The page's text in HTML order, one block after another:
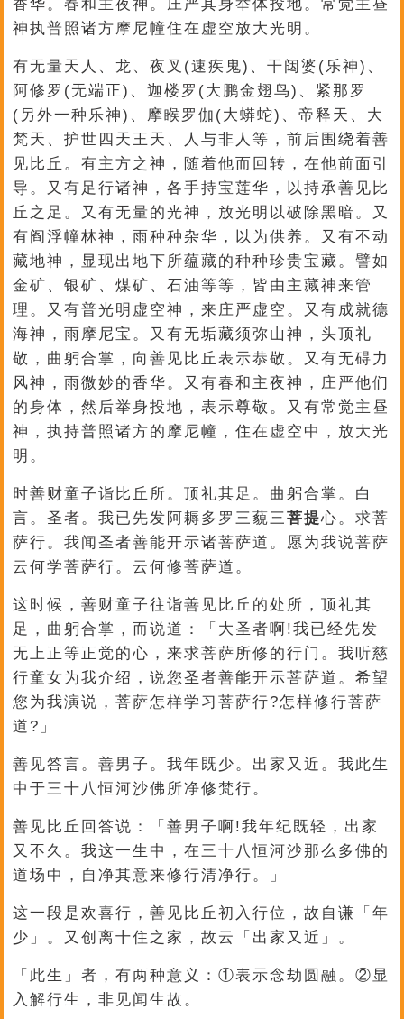
香华。春和主夜神。庄严其身举体投地。常觉主昼
神执普照诸方摩尼幢住在虚空放大光明。
有无量天人、龙、夜叉(速疾鬼)、干闼婆(乐神)、
阿修罗(无端正)、迦楼罗(大鹏金翅鸟)、紧那罗
(另外一种乐神)、摩睺罗伽(大蟒蛇)、帝释天、大
梵天、护世四天王天、人与非人等，前后围绕着善
见比丘。有主方之神，随着他而回转，在他前面引
导。又有足行诸神，各手持宝莲华，以持承善见比
丘之足。又有无量的光神，放光明以破除黑暗。又
有阎浮幢林神，雨种种杂华，以为供养。又有不动
藏地神，显现出地下所蕴藏的种种珍贵宝藏。譬如
金矿、银矿、煤矿、石油等等，皆由主藏神来管
理。又有普光明虚空神，来庄严虚空。又有成就德
海神，雨摩尼宝。又有无垢藏须弥山神，头顶礼
敬，曲躬合掌，向善见比丘表示恭敬。又有无碍力
风神，雨微妙的香华。又有春和主夜神，庄严他们
的身体，然后举身投地，表示尊敬。又有常觉主昼
神，执持普照诸方的摩尼幢，住在虚空中，放大光
明。
时善财童子诣比丘所。顶礼其足。曲躬合掌。白
言。圣者。我已先发阿耨多罗三藐三菩提心。求菩
萨行。我闻圣者善能开示诸菩萨道。愿为我说菩萨
云何学菩萨行。云何修菩萨道。
这时候，善财童子往诣善见比丘的处所，顶礼其
足，曲躬合掌，而说道：「大圣者啊!我已经先发
无上正等正觉的心，来求菩萨所修的行门。我听慈
行童女为我介绍，说您圣者善能开示菩萨道。希望
您为我演说，菩萨怎样学习菩萨行?怎样修行菩萨
道?」
善见答言。善男子。我年既少。出家又近。我此生
中于三十八恒河沙佛所净修梵行。
善见比丘回答说：「善男子啊!我年纪既轻，出家
又不久。我这一生中，在三十八恒河沙那么多佛的
道场中，自净其意来修行清净行。」
这一段是欢喜行，善见比丘初入行位，故自谦「年
少」。又创离十住之家，故云「出家又近」。
「此生」者，有两种意义：①表示念劫圆融。②显
入解行生，非见闻生故。